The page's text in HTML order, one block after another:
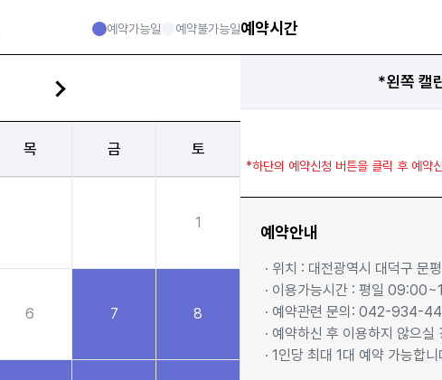
예약가능일 예약불가능일
목 금 토
1
6 7 8
예약시간
*왼쪽 캘
*하단의 예약신청 버튼을 클릭 후 예약
예약안내
· 위치 : 대전광역시 대덕구 문
· 이용가능시간 : 평일
· 예약관련 문의: 042-934-
· 예약하신 후 이용하지 않으
· 1인당 최대 1대 예약 가능합니